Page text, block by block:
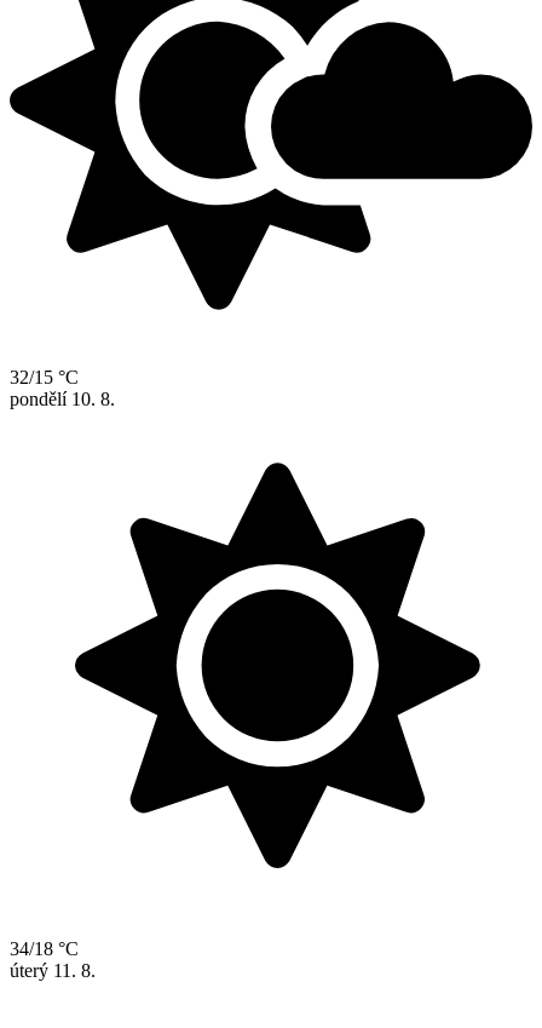
32/15 °C
pondělí 10. 8.
34/18 °C
úterý 11. 8.